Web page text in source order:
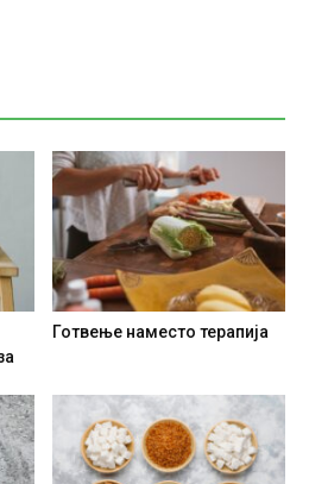
Готвење наместо терапија